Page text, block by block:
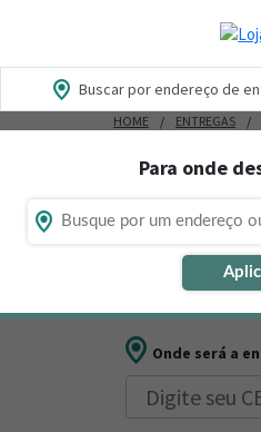
Buscar por endereço de
Para onde
HOME ENTREGAS
Flores,
Está procurando
outros presentes
Onde será a